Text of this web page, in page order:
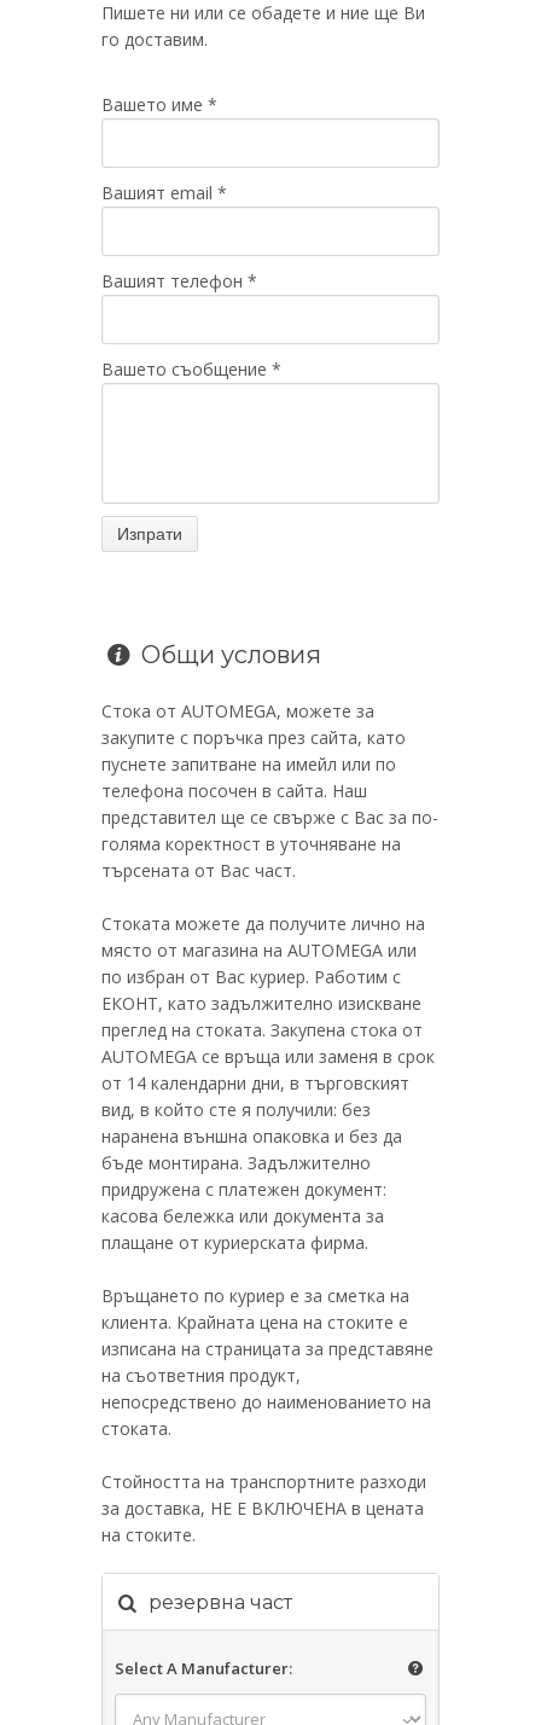
Пишете ни или се обадете и ние ще Ви
го доставим.
Вашето име *
Вашият email *
Вашият телефон *
Вашето съобщение *
Общи условия
Стока от AUTOMEGA, можете за
закупите с поръчка през сайта, като
пуснете запитване на имейл или по
телефона посочен в сайта. Наш
представител ще се свърже с Вас за по-
голяма коректност в уточняване на
търсената от Вас част.
Стоката можете да получите лично на
място от магазина на AUTOMEGA или
по избран от Вас куриер. Работим с
ЕКОНТ, като задължително изискване
преглед на стоката. Закупена стока от
AUTOMEGA се връща или заменя в срок
от 14 календарни дни, в търговският
вид, в който сте я получили: без
наранена външна опаковка и без да
бъде монтирана. Задължително
придружена с платежен документ:
касова бележка или документа за
плащане от куриерската фирма.
Връщането по куриер е за сметка на
клиента. Крайната цена на стоките е
изписана на страницата за представяне
на съответния продукт,
непосредствено до наименованието на
стоката.
Стойността на транспортните разходи
за доставка, НЕ Е ВКЛЮЧЕНА в цената
на стоките.
резервна част
Select A Manufacturer: